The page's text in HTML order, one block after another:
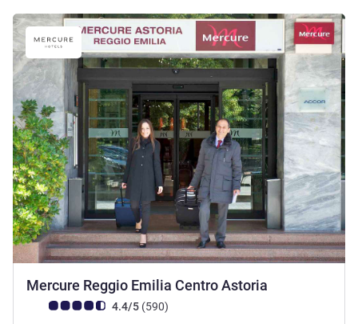
Mercure Reggio Emilia Centro Astoria
Giudizio clienti (Valutazione ALL)
4.4/5 (590recensioni
)